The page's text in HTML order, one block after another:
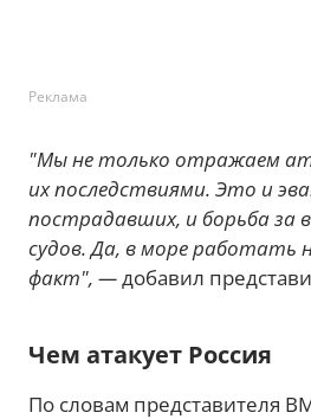
Реклама
"Мы не только отражаем
их последствиями. Это и
пострадавших, и борьба за
судов. Да, в море работать
факт", —добавил
Чем атакует Россия
По словам представителя